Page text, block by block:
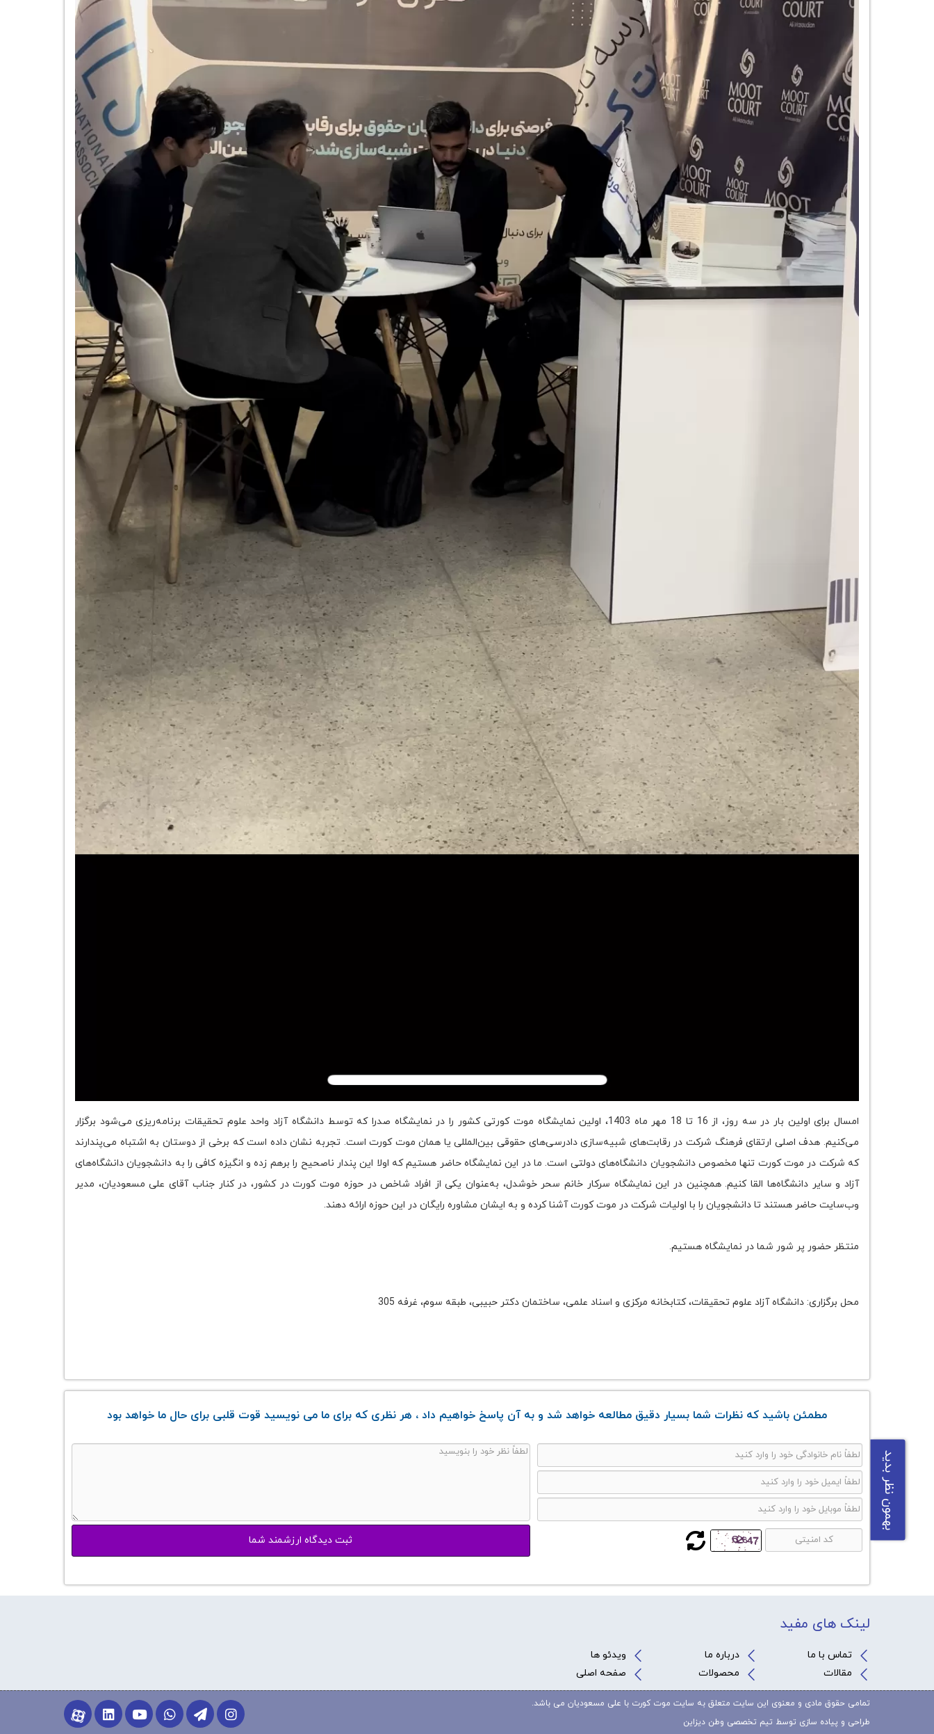
امسال برای اولین بار در سه روز، از 16 تا 18 مهر ماه 1403، اولین نمایشگاه موت کورتی کشور را در نمایشگاه صدرا که توسط دانشگاه آزاد واحد علوم تحقیقات برنامه‌ریزی می‌شود برگزار
می‌کنیم. هدف اصلی ارتقای فرهنگ شرکت در رقابت‌های شبیه‌سازی دادرسی‌های حقوقی بین‌المللی یا همان موت کورت است. تجربه نشان داده است که برخی از دوستان به اشتباه می‌پندارند
که شرکت در موت کورت تنها مخصوص دانشجویان دانشگاه‌های دولتی است. ما در این نمایشگاه حاضر هستیم که اولا این پندار ناصحیح را برهم زده و انگیزه کافی را به دانشجویان دانشگاه‌های
آزاد و سایر دانشگاه‌ها القا کنیم. همچنین در این نمایشگاه سرکار خانم سحر خوشدل، به‌عنوان یکی از افراد شاخص در حوزه موت کورت در کشور، در کنار جناب آقای علی مسعودیان، مدیر
وب‌سایت حاضر هستند تا دانشجویان را با اولیات شرکت در موت کورت آشنا کرده و به ایشان مشاوره رایگان در این حوزه ارائه دهند.
منتظر حضور پر شور شما در نمایشگاه هستیم.
محل برگزاری: دانشگاه آزاد علوم تحقیقات، کتابخانه مرکزی و اسناد علمی، ساختمان دکتر حبیبی، طبقه سوم، غرفه 305
بهمون نظر بدید
مطمئن باشید که نظرات شما بسیار دقیق مطالعه خواهد شد و به آن پاسخ خواهیم داد ، هر نظری که برای ما می نویسید قوت قلبی برای حال ما خواهد بود
لینک های مفید
تماس با ما درباره ما
ویدئو ها
مقالات
محصولات صفحه اصلی
تمامی حقوق مادی و معنوی این سایت متعلق به سایت موت کورت با علی مسعودیان می باشد.
طراحی و پیاده سازی توسط تیم تخصصی وطن دیزاین